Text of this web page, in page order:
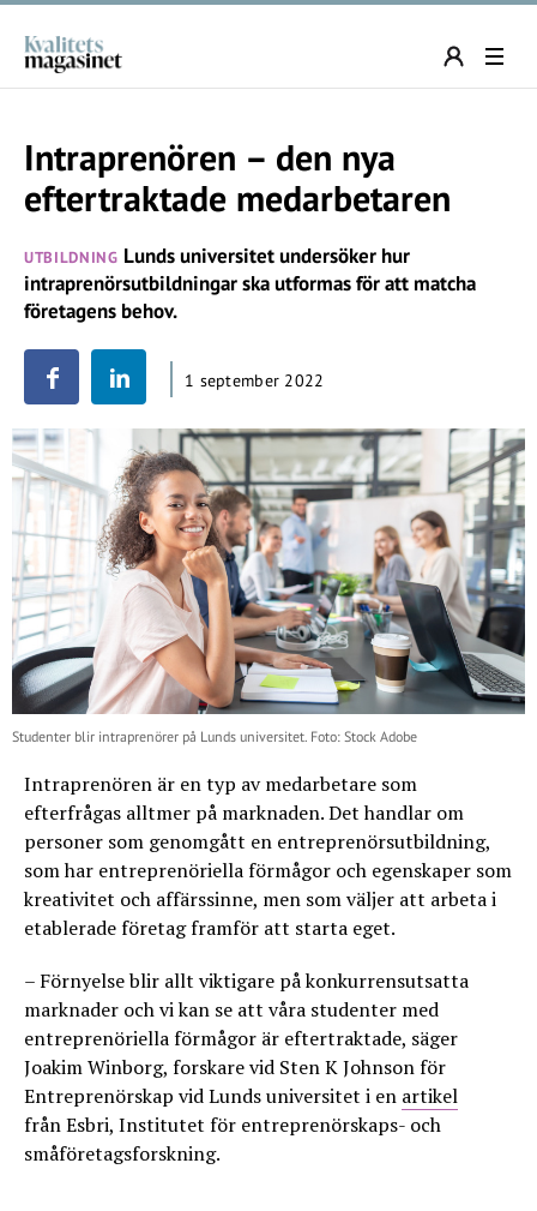
Intraprenören – den nya
eftertraktade medarbetaren
UTBILDNING Lunds universitet undersöker hur
intraprenörsutbildningar ska utformas för att matcha
företagens behov.
1 september 2022
Studenter blir intraprenörer på Lunds universitet. Foto: Stock Adobe
Intraprenören är en typ av medarbetare som
efterfrågas alltmer på marknaden. Det handlar om
personer som genomgått en entreprenörsutbildning,
som har entreprenöriella förmågor och egenskaper som
kreativitet och affärssinne, men som väljer att arbeta i
etablerade företag framför att starta eget.
– Förnyelse blir allt viktigare på konkurrensutsatta
marknader och vi kan se att våra studenter med
entreprenöriella förmågor är eftertraktade, säger
Joakim Winborg, forskare vid Sten K Johnson för
Entreprenörskap vid Lunds universitet i en artikel
från Esbri, Institutet för entreprenörskaps- och
småföretagsforskning.